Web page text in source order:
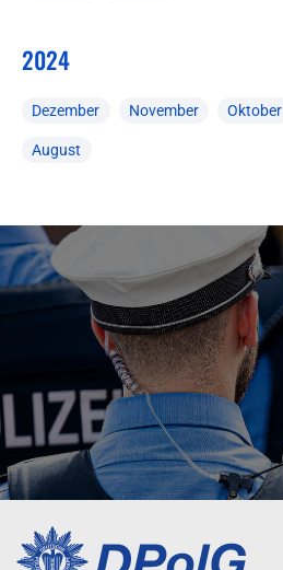
2024
Dezember November Oktober
August